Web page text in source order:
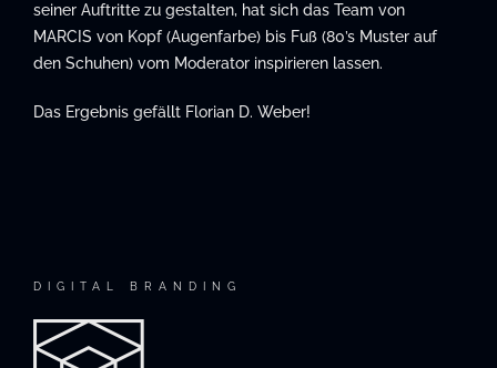
seiner Auftritte zu gestalten, hat sich das Team von
MARCIS von Kopf (Augenfarbe) bis Fuß (80’s Muster auf
den Schuhen) vom Moderator inspirieren lassen.
Das Ergebnis gefällt Florian D. Weber!
DIGITAL BRANDING